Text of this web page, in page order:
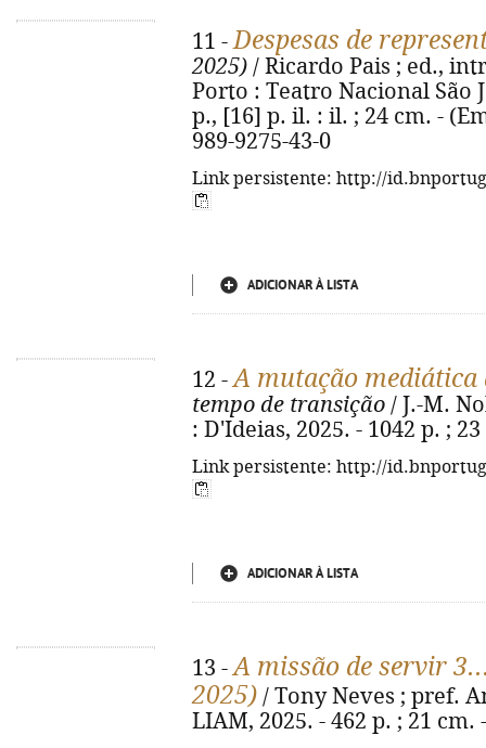
11 -Despesas de
2025) / Ricardo Pais ; ed.,
Porto : Teatro Nacional São
p., [16] p. il. : il. ; 24 cm. -
989-9275-43-0
Link persistente: http://
ADICIONAR À LISTA
12 -A mutação mediática
tempo de transição / J.-M.
: D'Ideias, 2025. - 1042 p. ;
Link persistente: http://
ADICIONAR À LISTA
13 -A missão de servir
2025) / Tony Neves ; pref.
LIAM, 2025. - 462 p. ; 21 cm.